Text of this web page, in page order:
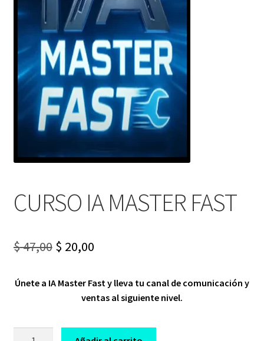
CURSO IA MASTER FAST
$47,00 Original
was:
$ 20,00Current
is:
Únete a IA Master Fast y lleva tu canal de comunicación y
ventas al siguiente nivel.